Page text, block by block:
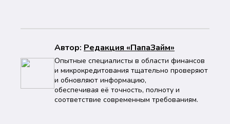
Автор: Peдaкция «ПапаЗайм»
Опытные специалисты в области финансов
и микрокредитования тщательно проверяют
и обновляют информацию,
обеспечивая её точность, полноту и
соответствие современным требованиям.